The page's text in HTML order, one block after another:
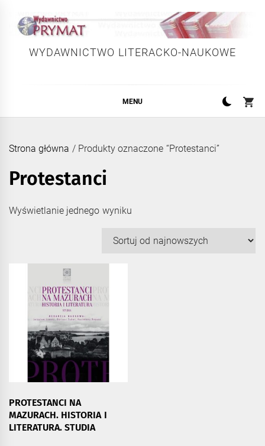
content
WYDAWNICTWO LITERACKO-NAUKOWE
MENU
Strona główna / Produkty oznaczone “Protestanci”
Protestanci
Wyświetlanie jednego wyniku
PROTESTANCI NA
MAZURACH. HISTORIA I
LITERATURA. STUDIA